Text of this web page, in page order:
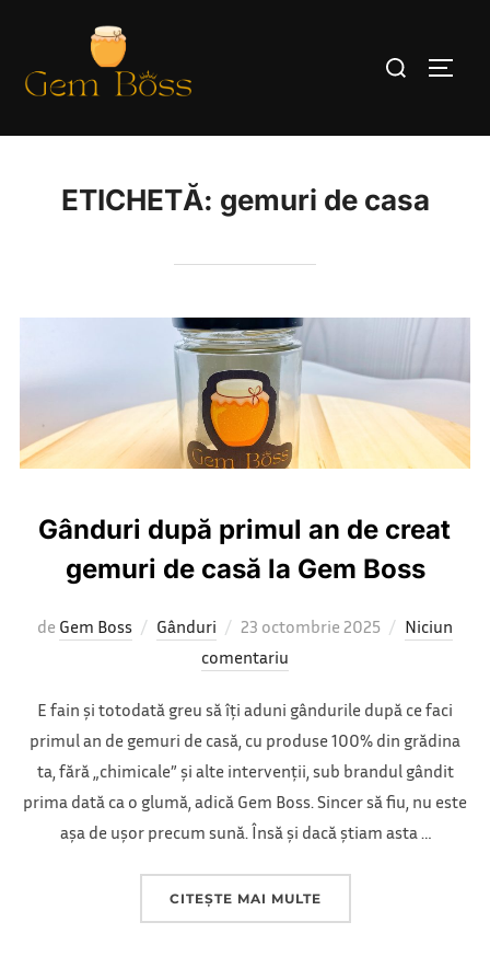
conținut
Caută
ETICHETĂ: gemuri de casa
Gânduri după primul an de creat
gemuri de casă la Gem Boss
de Gem Boss Gânduri
Publicat
pe
23 octombrie 2025
Niciun
comentariu
E fain și totodată greu să îți aduni gândurile după ce faci
primul an de gemuri de casă, cu produse 100% din grădina
ta, fără „chimicale” și alte intervenții, sub brandul gândit
prima dată ca o glumă, adică Gem Boss. Sincer să fiu, nu este
așa de ușor precum sună. Însă și dacă știam asta …
CITEȘTE MAI MULTE„GÂNDURI DUPĂ